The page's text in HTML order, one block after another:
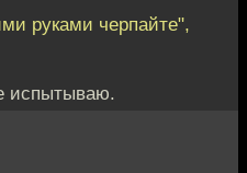
руками черпайте",
испытываю.